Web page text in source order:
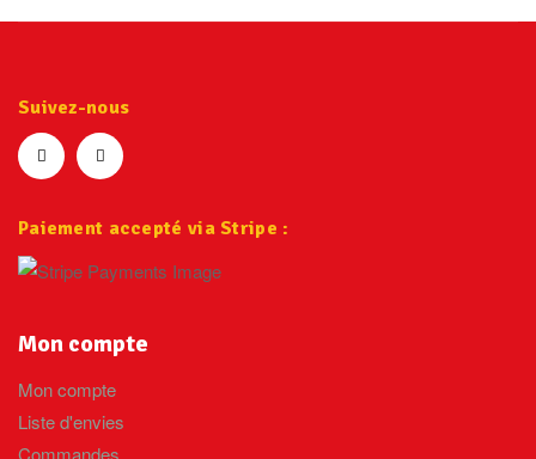
Mon compte
Mon compte
Liste d'envies
Commandes
Suivez-nous
Paiement accepté via Stripe :